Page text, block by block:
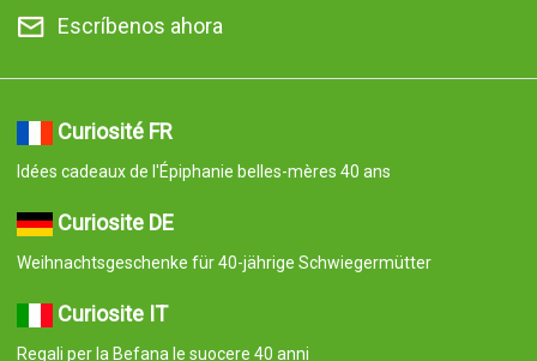
Escríbenos ahora
Curiosité FR
Idées cadeaux de l'Épiphanie belles-mères 40 ans
Curiosite DE
Weihnachtsgeschenke für 40-jährige Schwiegermütter
Curiosite IT
Regali per la Befana le suocere 40 anni